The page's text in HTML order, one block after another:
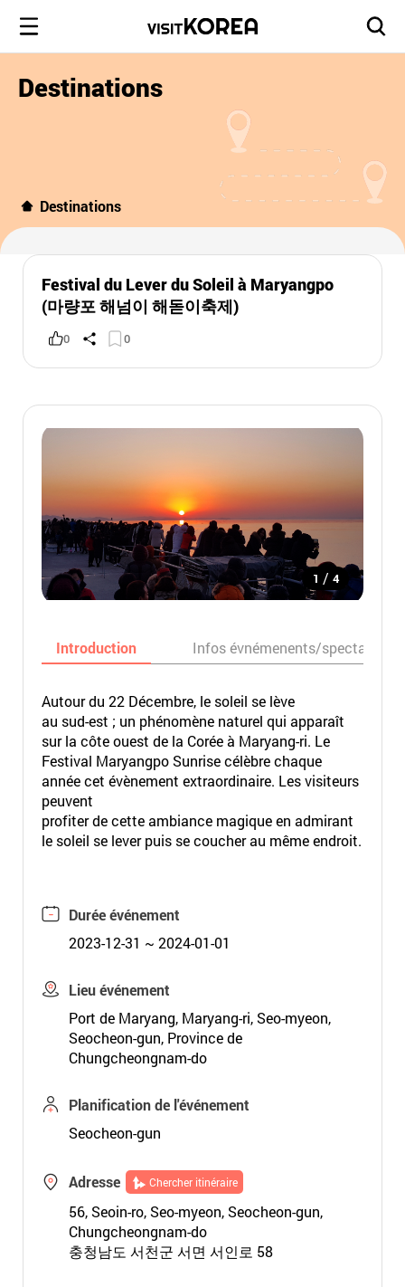
Destinations
Destinations
Festival du Lever du Soleil à Maryangpo
(마량포 해넘이 해돋이축제)
0 0
1 / 4
Introduction Infos évnémenents/spectacles
Autour du 22 Décembre, le soleil se lève
au sud-est ; un phénomène naturel qui apparaît
sur la côte ouest de la Corée à Maryang-ri. Le
Festival Maryangpo Sunrise célèbre chaque
année cet évènement extraordinaire. Les visiteurs
peuvent
profiter de cette ambiance magique en admirant
le soleil se lever puis se coucher au même endroit.
Durée événement
2023-12-31 ~ 2024-01-01
Lieu événement
Port de Maryang, Maryang-ri, Seo-myeon,
Seocheon-gun, Province de
Chungcheongnam-do
Planification de l'événement
Seocheon-gun
Adresse Chercher itinéraire
56, Seoin-ro, Seo-myeon, Seocheon-gun,
Chungcheongnam-do
충청남도 서천군 서면 서인로 58